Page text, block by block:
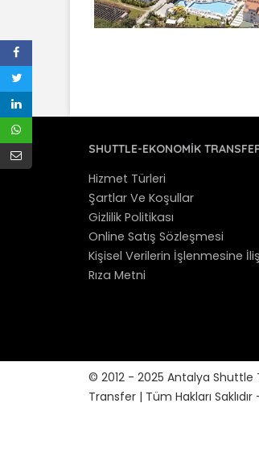
SHUTTLE-EKONOMIK
Hizmet Türleri
Şartlar Ve Koşullar
Gizlilik Politikası
Online Satış Sözleşmesi
Kişisel Verilerin İşlenmesine
Rıza Metni
© 2012 - 2025 Antalya Shuttle
Transfer | Tüm Hakları Saklıdır